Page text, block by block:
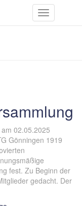
Toggle
02.05.2025
Gönningen 1919
fest. Zu Beginn der
gedacht. Der